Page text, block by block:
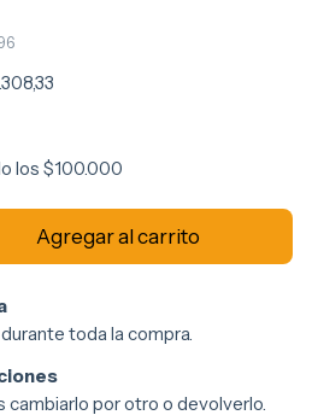
los $100.000
toda la compra.
cambiarlo por otro o devolverlo.